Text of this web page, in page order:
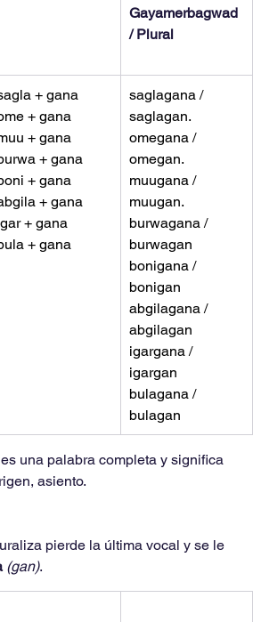
Gayamerbagwad
/ Plural
+ gana
+ gana
+ gana
+ gana
+ gana
+ gana
+ gana
+ gana
saglagana /
saglagan.
omegana /
omegan.
muugana /
muugan.
burwagana /
burwagan
bonigana /
bonigan
abgilagana /
abgilagan
igargana /
igargan
bulagana /
bulagan
una palabra completa y significa
asiento.
pierde la última vocal y se le
(gan).